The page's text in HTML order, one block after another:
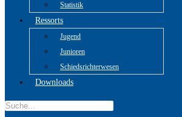
Statistik
Ressorts
Jugend
Junioren
Schiedsrichterwesen
Downloads